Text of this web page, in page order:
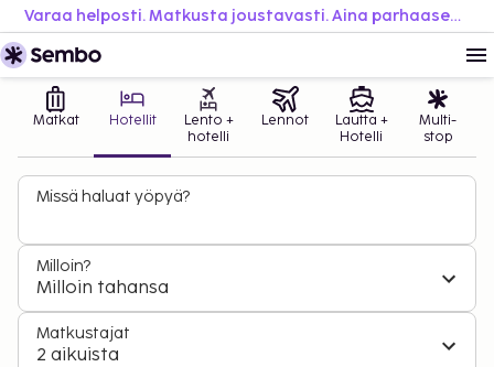
Varaa helposti. Matkusta joustavasti. Aina parhaaseen hintaan.
Matkat Hotellit
Lento +
hotelli
Lennot
Lautta +
Hotelli
Multi-
stop
Missä haluat yöpyä?
Milloin?
Milloin tahansa
Matkustajat
2 aikuista